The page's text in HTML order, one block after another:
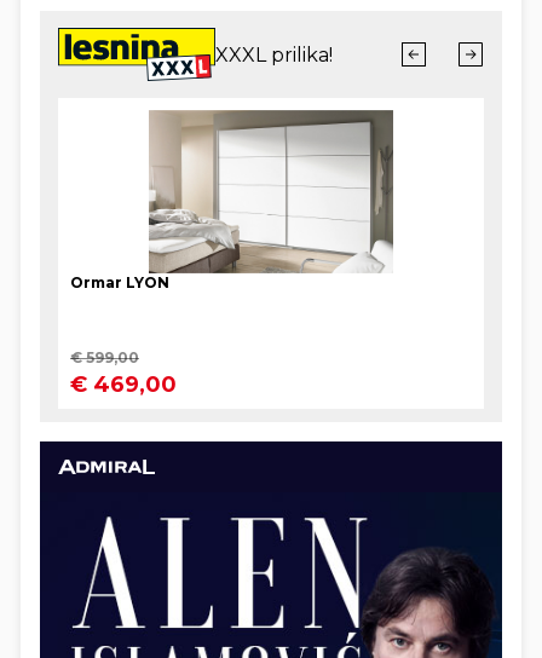
mentor, prijatelj, pa i otac. Ali nije Feđa jedan od
onih koji će samo s nostalgijom gledati u neki stari
Split, grad kojeg uglavnom nema, on je od onih koji
će prihvatiti sve one dobre promjene koje dolaze,
ali i kritizirati sve ono što mu nije po guštu. Čim
smo sjeli na kavu pokazuje nam jedan sasvim mali
prozor, sedmi ispod krova s lijeve strane
Prokurativa. Tu je bila soba u kojoj je živio s
Marmontovoj, jednoj od najživljih ulica u gradu, i
sve mijene koje se događaju, događaju se njemu
kojega ne izlazi. Ali ovaj razgovor ne počinjemo s
gradske periferije, požarom u ćeliji zatvora na
splitskim Bilicama.